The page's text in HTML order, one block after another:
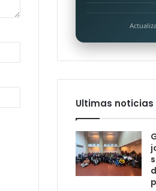
Ultimas noticias